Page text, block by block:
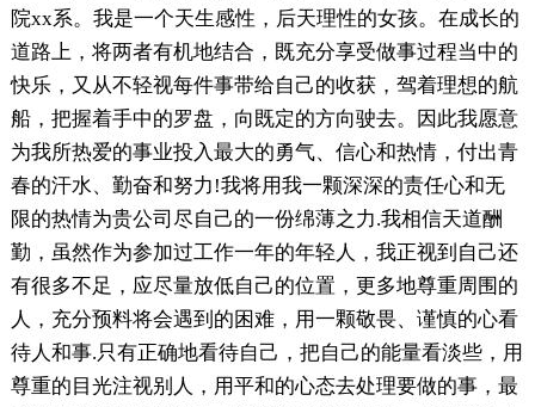
院xx系。我是一个天生感性，后天理性的女孩。在成长的
道路上，将两者有机地结合，既充分享受做事过程当中的
快乐，又从不轻视每件事带给自己的收获，驾着理想的航
船，把握着手中的罗盘，向既定的方向驶去。因此我愿意
为我所热爱的事业投入最大的勇气、信心和热情，付出青
春的汗水、勤奋和努力!我将用我一颗深深的责任心和无
限的热情为贵公司尽自己的一份绵薄之力.我相信天道酬
勤，虽然作为参加过工作一年的年轻人，我正视到自己还
有很多不足，应尽量放低自己的位置，更多地尊重周围的
人，充分预料将会遇到的困难，用一颗敬畏、谨慎的心看
待人和事.只有正确地看待自己，把自己的能量看淡些，用
尊重的目光注视别人，用平和的心态去处理要做的事，最